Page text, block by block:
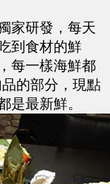
家研發，每天
到食材的鮮
每一樣海鮮都
的部分，現點
是最新鮮。